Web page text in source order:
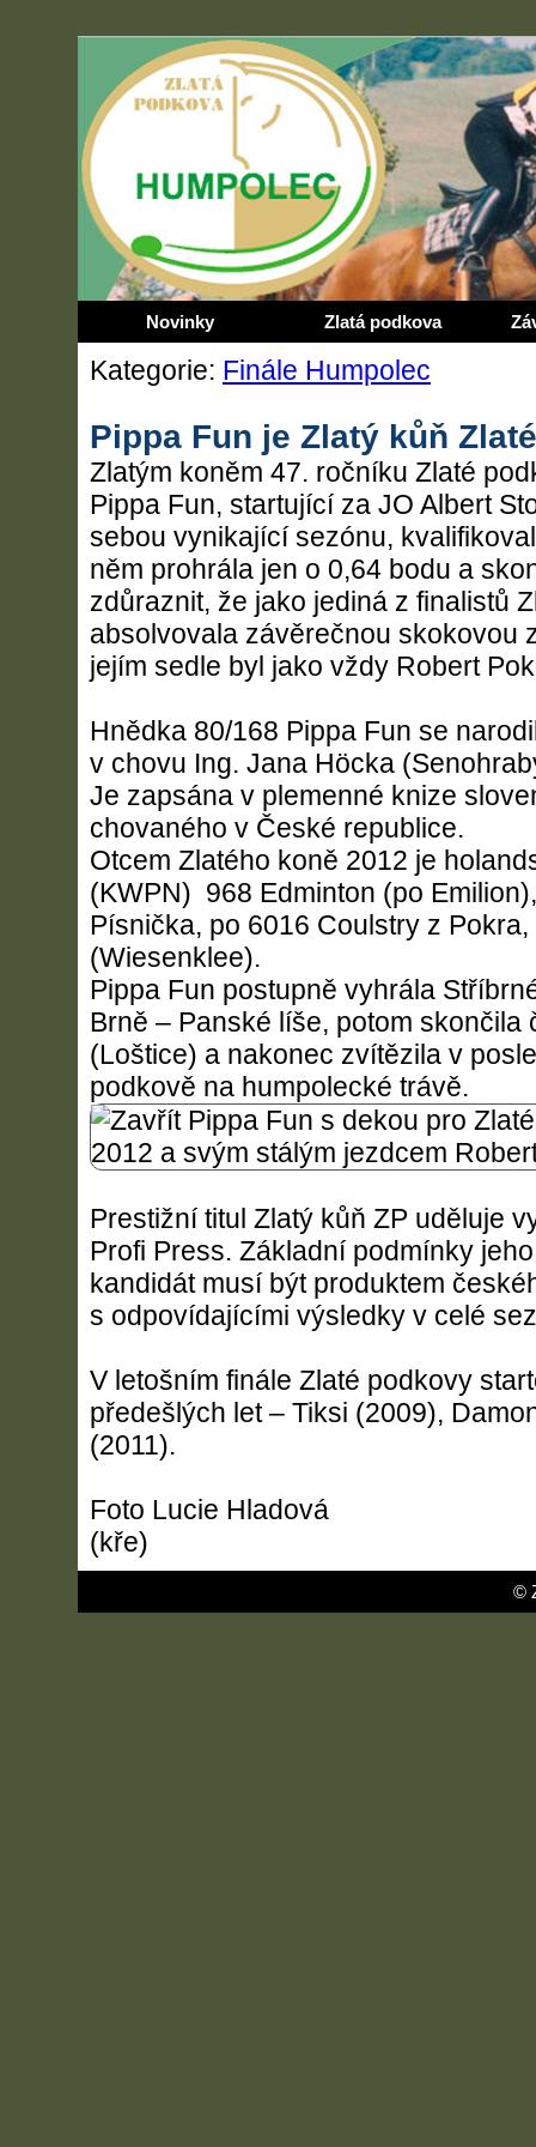
Novinky Zlatá podkova
Kategorie: Finále Humpolec
Pippa Fun je Zlatý kůň
Zlatým koněm 47. ročníku Zlaté
Pippa Fun, startující za JO Albert
sebou vynikající sezónu,
něm prohrála jen o 0,64 bodu a
zdůraznit, že jako jediná z finalistů
absolvovala závěrečnou skokovou
jejím sedle byl jako vždy Robert
Hnědka 80/168 Pippa Fun se
v chovu Ing. Jana Höcka
Je zapsána v plemenné knize
chovaného v České republice.
Otcem Zlatého koně 2012 je
(KWPN) 968 Edminton (po
Písnička, po 6016 Coulstry z
(Wiesenklee).
Pippa Fun postupně vyhrála
Brně – Panské líše, potom skončila
(Loštice) a nakonec zvítězila v
podkově na humpolecké trávě.
Prestižní titul Zlatý kůň ZP uděluje
Profi Press. Základní podmínky
kandidát musí být produktem
s odpovídajícími výsledky v celé
V letošním finále Zlaté podkovy
předešlých let – Tiksi (2009),
(2011).
Foto Lucie Hladová
(kře)
©